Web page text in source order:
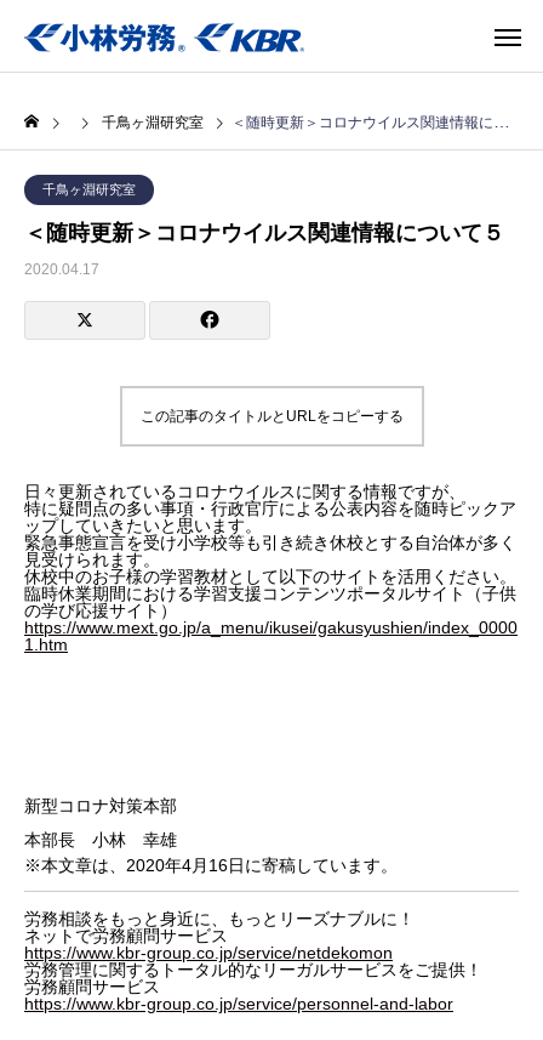
千鳥ヶ淵研究室 ＜随時更新＞コロナウイルス関連情報について５
千鳥ヶ淵研究室
＜随時更新＞コロナウイルス関連情報について５
2020.04.17
この記事のタイトルとURLをコピーする
日々更新されているコロナウイルスに関する情報ですが、
特に疑問点の多い事項・行政官庁による公表内容を随時ピックア
ップしていきたいと思います。
緊急事態宣言を受け小学校等も引き続き休校とする自治体が多く
見受けられます。
休校中のお子様の学習教材として以下のサイトを活用ください。
臨時休業期間における学習支援コンテンツポータルサイト（子供
の学び応援サイト）
https://www.mext.go.jp/a_menu/ikusei/gakusyushien/index_0000
1.htm
新型コロナ対策本部
本部長 小林 幸雄
※本文章は、2020年4月16日に寄稿しています。
労務相談をもっと身近に、もっとリーズナブルに！
ネットで労務顧問サービス
https://www.kbr-group.co.jp/service/netdekomon
労務管理に関するトータル的なリーガルサービスをご提供！
労務顧問サービス
https://www.kbr-group.co.jp/service/personnel-and-labor